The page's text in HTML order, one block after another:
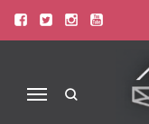
Navigacija
PREKIŲ
Prekių